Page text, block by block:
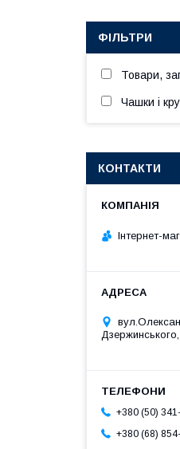
ФІЛЬТРИ
Товари,
Чашки і
КОНТАКТИ
Інтернет-
+380 (50)
+380 (68)